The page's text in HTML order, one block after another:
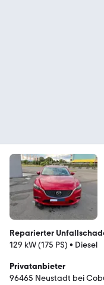
Reparierter
129 kW (175 PS) • Diesel
Privatanbieter
96465 Neustadt bei